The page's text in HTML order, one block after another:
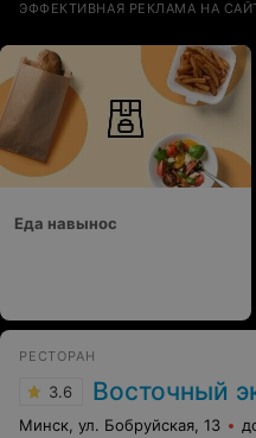
ЭФФЕКТИВНАЯ РЕКЛАМА НА
Еда навынос
РЕСТОРАН
3.6 Восточный
Минск, ул. Бобруйская, 13